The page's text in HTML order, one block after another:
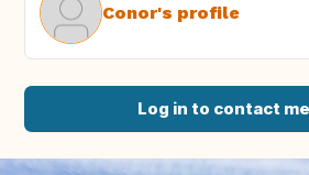
Conor's profile
Log in to contact